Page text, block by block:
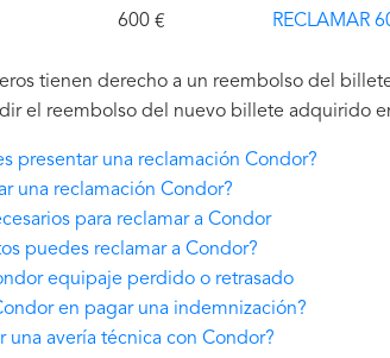
600 € RECLAMAR
tienen derecho a un reembolso del
el reembolso del nuevo billete adquirido
presentar una reclamación Condor?
una reclamación Condor?
para reclamar a Condor
puedes reclamar a Condor?
equipaje perdido o retrasado
en pagar una indemnización?
una avería técnica con Condor?